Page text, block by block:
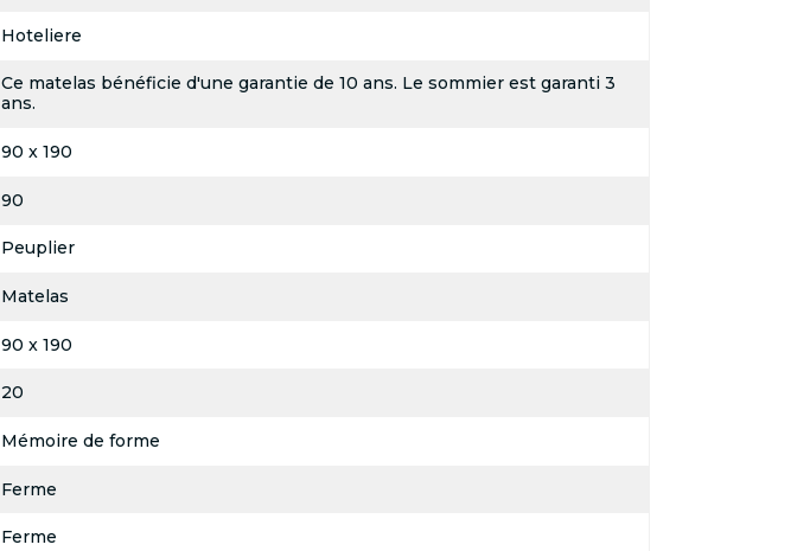
Hoteliere
Ce matelas bénéficie d'une garantie de 10 ans. Le sommier est garanti 3
ans.
90 x 190
90
Peuplier
Matelas
90 x 190
20
Mémoire de forme
Ferme
Ferme